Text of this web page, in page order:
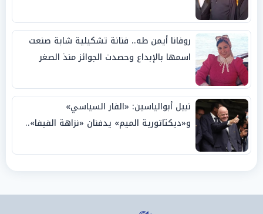
روفانا أيمن طه.. فنانة تشكيلية شابة صنعت
اسمها بالإبداع وحصدت الجوائز منذ الصغر
نبيل أبوالياسين: «الفار السياسي»
و«ديكتاتورية الميم» يدفنان «نزاهة الفيفا»..